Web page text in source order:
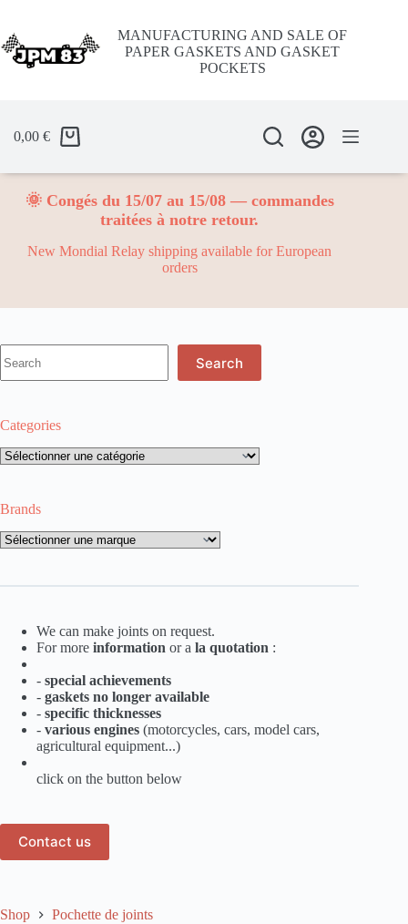
content
MANUFACTURING AND SALE OF
PAPER GASKETS AND GASKET
POCKETS
0,00 €
🌞 Congés du 15/07 au 15/08 — commandes
traitées à notre retour.
New Mondial Relay shipping available for European
orders
Shop Pochette de joints
Search
results
Categories
Categories
Brands
Brands
We can make joints on request.
For more information or a la quotation :
- special achievements
- gaskets no longer available
- specific thicknesses
- various engines (motorcycles, cars, model cars,
agricultural equipment...)
click on the button below
Contact us